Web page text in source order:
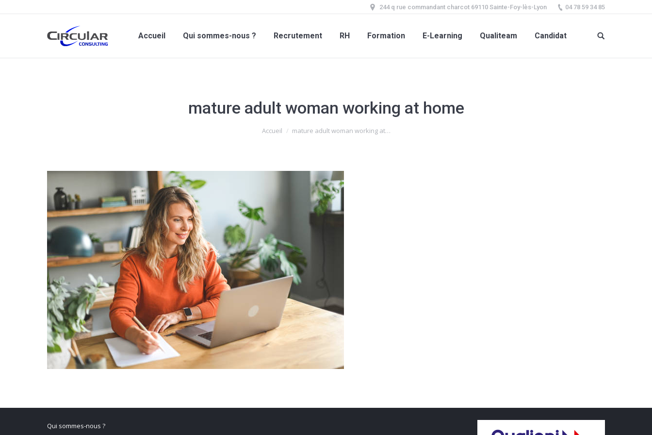
244 q rue commandant charcot 69110 Sainte-Foy-lès-Lyon 04 78 59 34 85
Accueil Qui sommes-nous ? Recrutement RH Formation E-Learning Qualiteam Candidat
mature adult woman working at home
Accueil mature adult woman working at…
Qui sommes-nous ?